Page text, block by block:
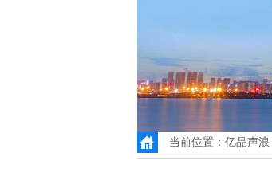
当前位置： 亿品声浪